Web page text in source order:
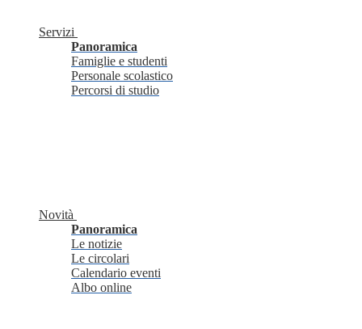
Servizi
Panoramica
Famiglie e studenti
Personale scolastico
Percorsi di studio
Novità
Panoramica
Le notizie
Le circolari
Calendario eventi
Albo online